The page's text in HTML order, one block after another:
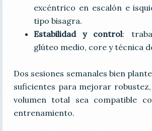
excéntrico en escalón e
tipo bisagra.
Estabilidad y control:
glúteo medio, core y técnica
Dos sesiones semanales bien
suficientes para mejorar
volumen total sea compatible
entrenamiento.